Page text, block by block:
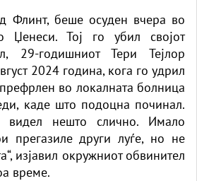
Флинт, беше осуден вчера во
Џенеси. Тој го убил својот
29-годишниот Тери Тејлор
2024 година, кога го удрил
во локалната болница
каде што подоцна починал.
видел нешто слично. Имало
прегазиле други луѓе, но не
изјавил окружниот обвинител
време.